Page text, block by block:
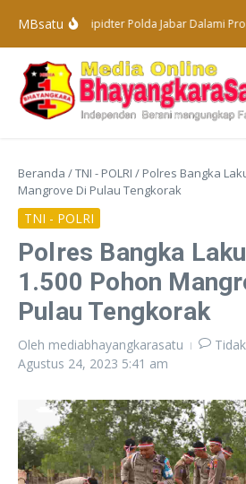
MBsatuSubdit Tipidter Polda Jabar Dalami
Beranda /TNI - POLRI / Polres Bangka
Mangrove Di Pulau Tengkorak
TNI - POLRI
Polres Bangka
1.500 Pohon
Pulau Tengkorak
Oleh mediabhayangkarasatu
Agustus 24, 2023 5:41 am